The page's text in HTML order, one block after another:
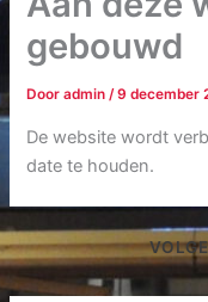
gebouwd
Dooradmin/9 december
De website wordt
date te houden.